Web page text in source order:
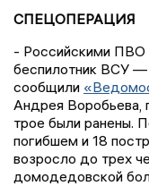
СПЕЦОПЕРАЦИЯ
- Российскими ПВО
беспилотник ВСУ
сообщили
Андрея Воробьева,
трое были ранены.
погибшем и 18
возросло до трех
домодедовской